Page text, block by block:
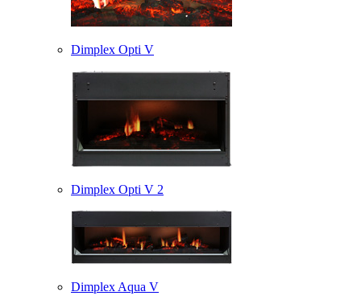
Dimplex Opti V
Dimplex Opti V 2
Dimplex Aqua V